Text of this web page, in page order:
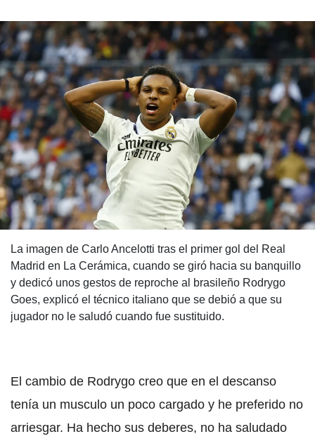
La imagen de Carlo Ancelotti tras el primer gol del Real
Madrid en La Cerámica, cuando se giró hacia su banquillo
y dedicó unos gestos de reproche al brasileño Rodrygo
Goes, explicó el técnico italiano que se debió a que su
jugador no le saludó cuando fue sustituido.
El cambio de Rodrygo creo que en el descanso
tenía un musculo un poco cargado y he preferido no
arriesgar. Ha hecho sus deberes, no ha saludado